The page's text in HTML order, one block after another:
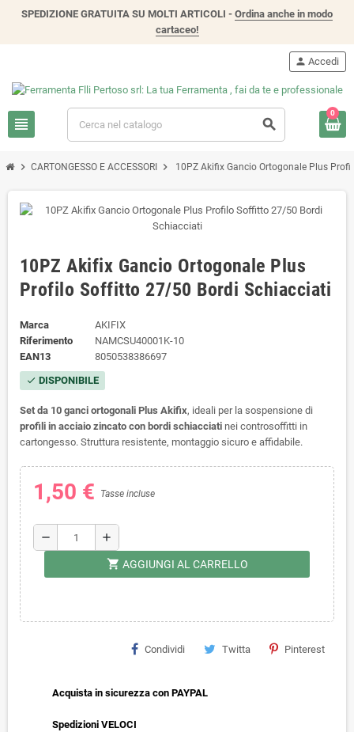
SPEDIZIONE GRATUITA SU MOLTI ARTICOLI - Ordina anche in modo
cartaceo!
view_headline search
person Accedi
0
chevron_right CARTONGESSO E ACCESSORI chevron_right 10PZ Akifix Gancio Ortogonale Plus
10PZ Akifix Gancio Ortogonale Plus
Profilo Soffitto 27/50 Bordi Schiacciati
Marca
AKIFIX
Riferimento
NAMCSU40001K-10
EAN13
8050538386697
check DISPONIBILE
Set da 10 ganci ortogonali Plus Akifix, ideali per la sospensione di
profili in acciaio zincato con bordi schiacciati nei controsoffitti in
cartongesso. Struttura resistente, montaggio sicuro e affidabile.
1,50 € Tasse incluse
remove add
shopping_cart AGGIUNGI AL CARRELLO
Condividi Twitta Pinterest
Acquista in sicurezza con PAYPAL
Spedizioni VELOCI